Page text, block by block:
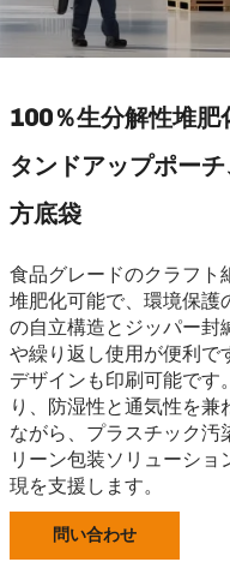
100％生分解性堆肥
タンドアップポー
方底袋
食品グレードのクラフト
堆肥化可能で、環境保護
の自立構造とジッパー封
や繰り返し使用が便利で
デザインも印刷可能です
り、防湿性と通気性を
ながら、プラスチック汚
リーン包装ソリューシ
現を支援します。
問い合わせ